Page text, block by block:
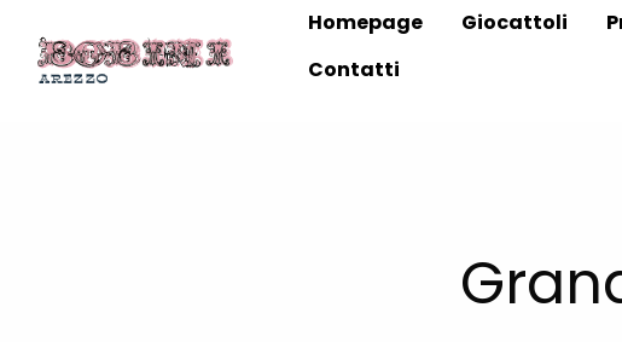
Homepage Giocattoli
Contatti